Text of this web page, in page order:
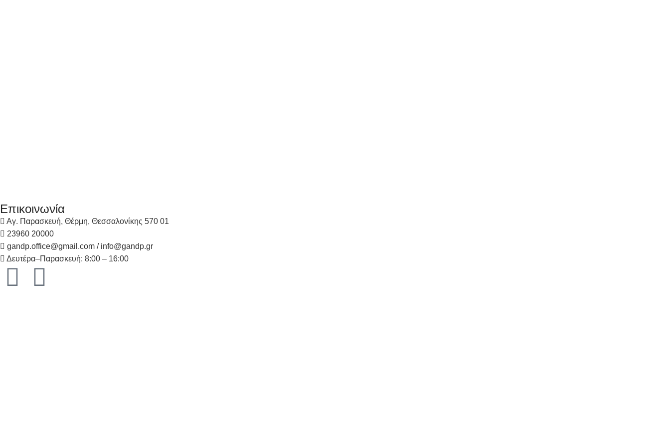
Επικοινωνία
Αγ. Παρασκευή, Θέρμη, Θεσσαλονίκης 570 01
23960 20000
gandp.office@gmail.com / info@gandp.gr
Δευτέρα–Παρασκευή: 8:00 – 16:00